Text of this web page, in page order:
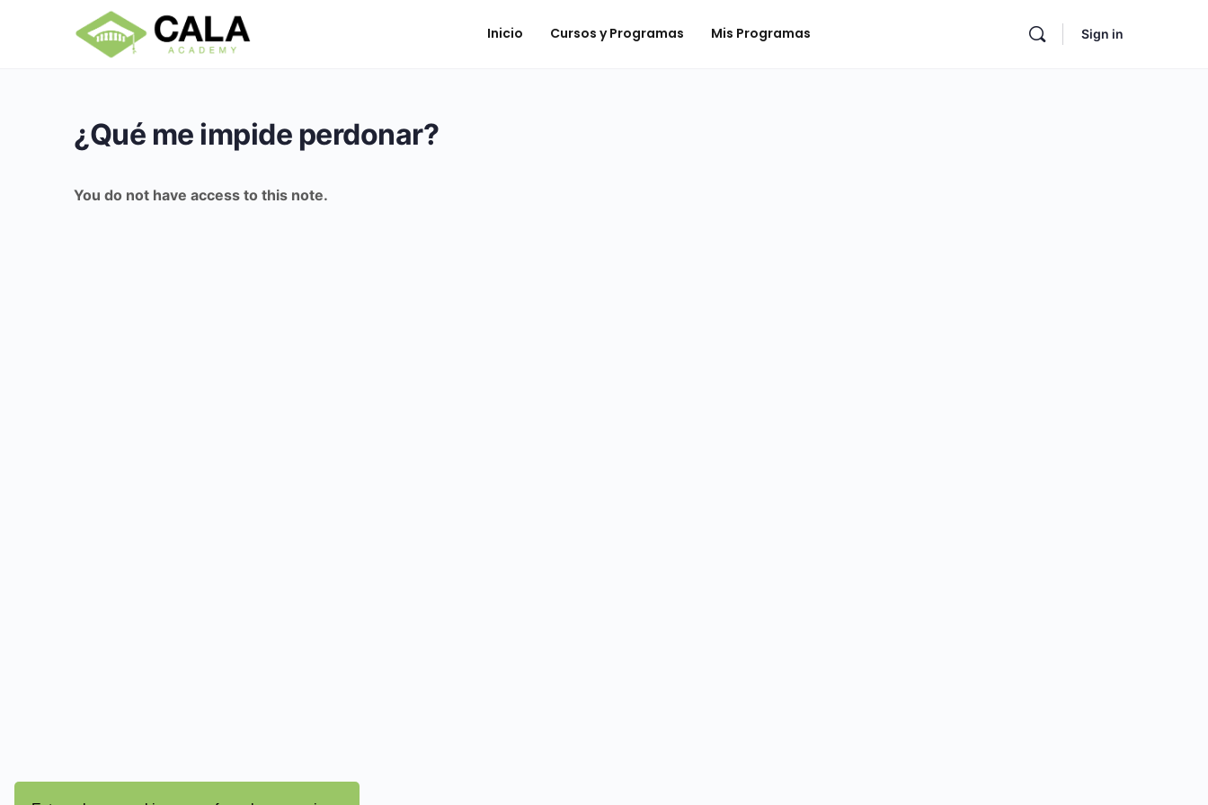
Inicio Cursos y Programas Mis Programas Sign in
¿Qué me impide perdonar?
You do not have access to this note.